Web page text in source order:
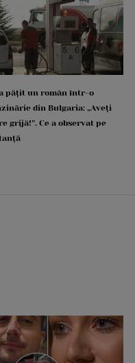
pățit un român într-o
din Bulgaria: „Aveți
grijă!”. Ce a observat pe